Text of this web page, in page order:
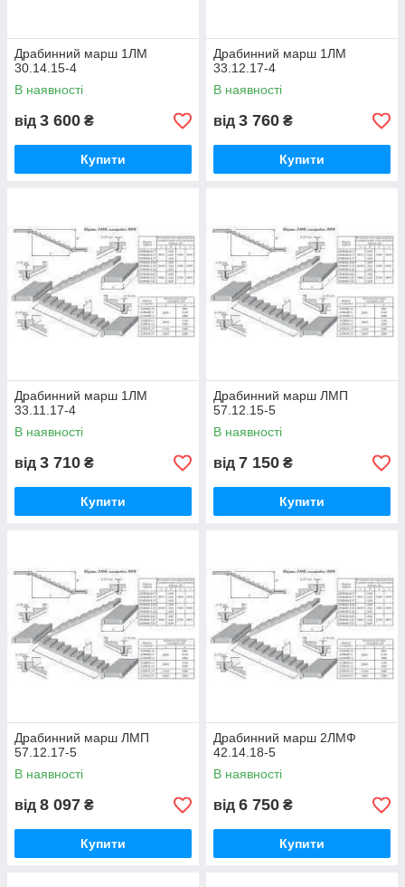
Драбинний марш 1ЛМ
30.14.15-4
В наявності
від 3 600 ₴
Купити
Драбинний марш 1ЛМ
33.12.17-4
В наявності
від 3 760 ₴
Купити
Драбинний марш 1ЛМ
33.11.17-4
В наявності
від 3 710 ₴
Купити
Драбинний марш ЛМП
57.12.15-5
В наявності
від 7 150 ₴
Купити
Драбинний марш ЛМП
57.12.17-5
В наявності
від 8 097 ₴
Купити
Драбинний марш 2ЛМФ
42.14.18-5
В наявності
від 6 750 ₴
Купити